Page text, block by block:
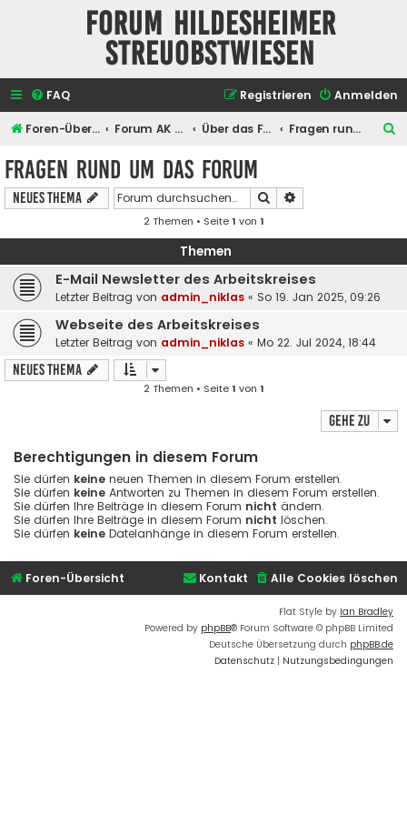
Forum Hildesheimer
Streuobstwiesen
FAQ Anmelden
Registrieren
Foren-Übersicht Forum AK Hildesheimer Streuobstwiesen Über das Forum selber Fragen rund um das Forum
Fragen rund um das Forum
Neues Thema Suche
2 Themen • Seite1 von 1
Themen
E-Mail Newsletter des Arbeitskreises
Letzter Beitrag von admin_niklas « So 19. Jan 2025, 09:26
Webseite des Arbeitskreises
Letzter Beitrag von admin_niklas « Mo 22. Jul 2024, 18:44
Neues Thema
2 Themen • Seite1 von 1
Gehe zu
Berechtigungen in diesem Forum
Sie dürfen keine neuen Themen in diesem Forum erstellen.
Sie dürfen keine Antworten zu Themen in diesem Forum erstellen.
Sie dürfen Ihre Beiträge in diesem Forum nicht ändern.
Sie dürfen Ihre Beiträge in diesem Forum nicht löschen.
Sie dürfen keine Dateianhänge in diesem Forum erstellen.
Foren-Übersicht Alle Cookies löschen
Kontakt
Flat Style by Ian Bradley
Powered by phpBB® Forum Software © phpBB Limited
Deutsche Übersetzung durch phpBB.de
Datenschutz | Nutzungsbedingungen